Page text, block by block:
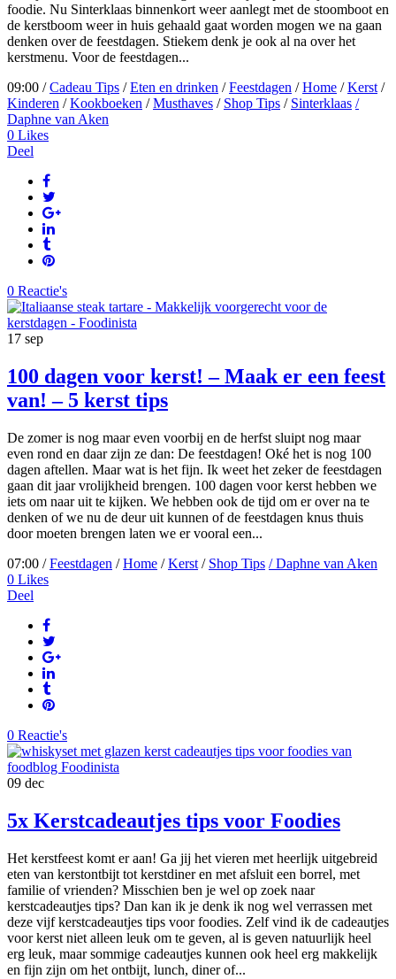
foodie. Nu Sinterklaas binnenkort weer aanlegt met de stoomboot en
de kerstboom weer in huis gehaald gaat worden mogen we na gaan
denken over de feestdagen. Stiekem denk je ook al na over het
kerstmenu. Voor de feestdagen...
09:00 /Cadeau Tips /Eten en drinken /Feestdagen /Home /Kerst/
Kinderen /Kookboeken /Musthaves / Shop Tips / Sinterklaas /
Daphne van Aken
0 Likes
Deel
0 Reactie's
17 sep
100 dagen voor kerst! – Maak er een feest
van! – 5 kerst tips
De zomer is nog maar even voorbij en de herfst sluipt nog maar
even rond en daar zijn ze dan: De feestdagen! Oké het is nog 100
dagen aftellen. Maar wat is het fijn. Ik weet het zeker de feestdagen
gaan dit jaar vrolijkheid brengen. 100 dagen voor kerst hebben we
iets om naar uit te kijken. We hebben ook de tijd om er over na te
denken of we nu de deur uit kunnen of de feestdagen knus thuis
door moeten brengen laten we er vooral een...
07:00 /Feestdagen /Home /Kerst / Shop Tips / Daphne van Aken
0 Likes
Deel
0 Reactie's
09 dec
5x Kerstcadeautjes tips voor Foodies
Het kerstfeest komt er aan! Ga jij het vieren met heerlijk uitgebreid
eten van kerstontbijt tot kerstdiner en met afsluit een borrel, met
familie of vrienden? Misschien ben je wel op zoek naar
kerstcadeautjes tips? Dan kan ik je denk ik nog wel verrassen met
deze vijf kerstcadeautjes tips voor foodies. Zelf vind ik de cadeautjes
voor kerst niet alleen leuk om te geven, al is geven natuurlijk heel
erg leuk, maar sommige cadeautjes kunnen ook heel erg makkelijk
en fijn zijn om het ontbijt, lunch, diner of...